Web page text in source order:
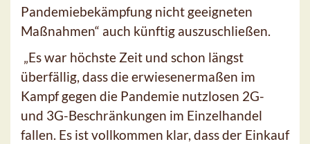
Pandemiebekämpfung nicht geeigneten
Maßnahmen“ auch künftig auszuschließen.
„Es war höchste Zeit und schon längst
überfällig, dass die erwiesenermaßen im
Kampf gegen die Pandemie nutzlosen 2G-
und 3G-Beschränkungen im Einzelhandel
fallen. Es ist vollkommen klar, dass der Einkauf